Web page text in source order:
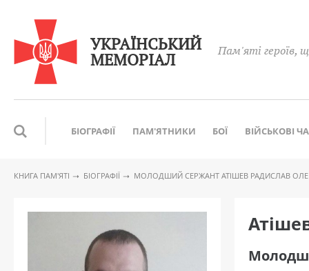
УКРАЇНСЬКИЙ
МЕМОРІАЛ Пам'яті героїв,
БІОГРАФІЇ ПАМ'ЯТНИКИ БОЇ ВІЙСЬКОВІ
КНИГА ПАМ′ЯТІ БІОГРАФІЇ МОЛОДШИЙ СЕРЖАНТ АТІШЕВ РАДИСЛАВ